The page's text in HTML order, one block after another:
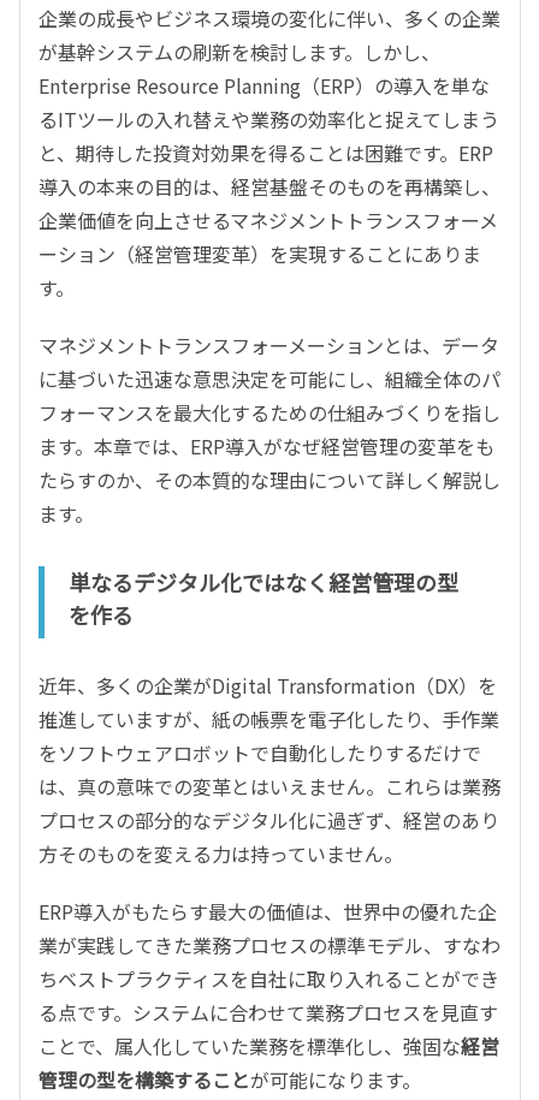
企業の成長やビジネス環境の変化に伴い、多くの企業
が基幹システムの刷新を検討します。しかし、
Enterprise Resource Planning（ERP）の導入を単な
るITツールの入れ替えや業務の効率化と捉えてしまう
と、期待した投資対効果を得ることは困難です。ERP
導入の本来の目的は、経営基盤そのものを再構築し、
企業価値を向上させるマネジメントトランスフォーメ
ーション（経営管理変革）を実現することにありま
す。
マネジメントトランスフォーメーションとは、データ
に基づいた迅速な意思決定を可能にし、組織全体のパ
フォーマンスを最大化するための仕組みづくりを指し
ます。本章では、ERP導入がなぜ経営管理の変革をも
たらすのか、その本質的な理由について詳しく解説し
ます。
単なるデジタル化ではなく経営管理の型
を作る
近年、多くの企業がDigital Transformation（DX）を
推進していますが、紙の帳票を電子化したり、手作業
をソフトウェアロボットで自動化したりするだけで
は、真の意味での変革とはいえません。これらは業務
プロセスの部分的なデジタル化に過ぎず、経営のあり
方そのものを変える力は持っていません。
ERP導入がもたらす最大の価値は、世界中の優れた企
業が実践してきた業務プロセスの標準モデル、すなわ
ちベストプラクティスを自社に取り入れることができ
る点です。システムに合わせて業務プロセスを見直す
ことで、属人化していた業務を標準化し、強固な経営
管理の型を構築することが可能になります。